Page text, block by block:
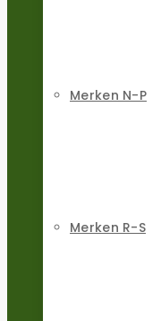
Merken N-P
Merken R-S